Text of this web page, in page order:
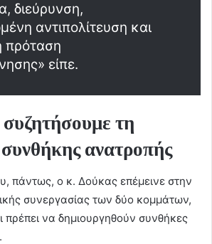
διεύρυνση,
αντιπολίτευση και
πρόταση
είπε.
τη
ανατροπής
πάντως, ο κ. Δούκας επέμεινε στην
συνεργασίας των δύο κομμάτων,
πρέπει να δημιουργηθούν συνθήκες